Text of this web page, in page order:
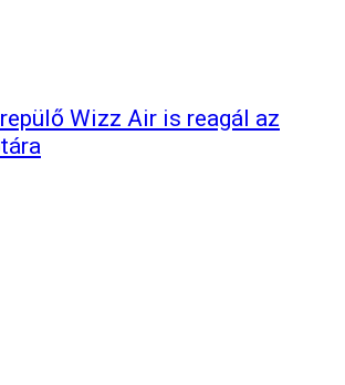
Wizz Air is reagál az